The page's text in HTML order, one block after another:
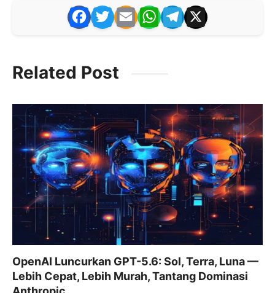
F
a
e
o
o
k
T
w
er
E
m
l
W
h
p
p
T
el
m
X
Related Post
OpenAI Luncurkan GPT-5.6: Sol, Terra, Luna —
Lebih Cepat, Lebih Murah, Tantang Dominasi